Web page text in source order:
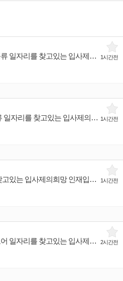
1시간전
경기 의정부시 에서 뷰티/화장품류 일자리를 찾고있는 입사제의희망 인재입니다.
1시간전
대구 전체 에서 구두/피혁/잡화류 일자리를 찾고있는 입사제의희망 인재입니다.
1시간전
전국 전체 에서 의류 일자리를 찾고있는 입사제의희망 인재입니다.
2시간전
인천 남동구 에서 스포츠/아웃도어 일자리를 찾고있는 입사제의희망 인재입니다.